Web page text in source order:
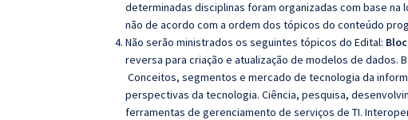
determinadas disciplinas foram organizadas com base
não de acordo com a ordem dos tópicos do conteúdo
Não serão ministrados os seguintes tópicos do Edital:
reversa para criação e atualização de modelos de dados.
Conceitos, segmentos e mercado de tecnologia da
perspectivas da tecnologia. Ciência, pesquisa,
ferramentas de gerenciamento de serviços de TI.